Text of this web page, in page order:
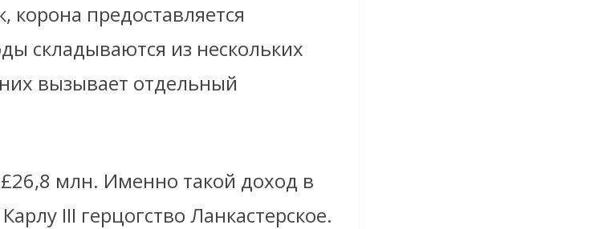
предоставляется
складываются из нескольких
вызывает отдельный
млн. Именно такой доход в
III герцогство Ланкастерское.